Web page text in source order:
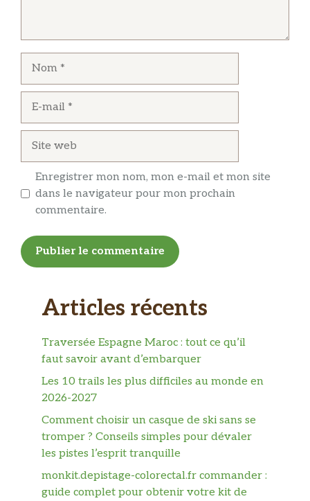
Enregistrer mon nom, mon e-mail et mon site
dans le navigateur pour mon prochain
commentaire.
Articles récents
Traversée Espagne Maroc : tout ce qu’il
faut savoir avant d’embarquer
Les 10 trails les plus difficiles au monde en
2026-2027
Comment choisir un casque de ski sans se
tromper ? Conseils simples pour dévaler
les pistes l’esprit tranquille
monkit.depistage-colorectal.fr commander :
guide complet pour obtenir votre kit de